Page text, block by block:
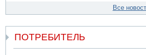
Все
ПОТРЕБИТЕЛЬ